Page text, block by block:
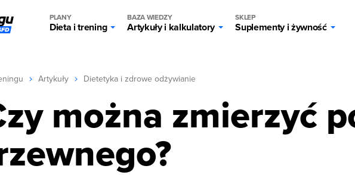
PLANY
Dieta i trening
BAZA WIEDZY
Artykuły i kalkulatory
SKLEP
Suplementy i żywność
Artykuły Dietetyka i zdrowe odżywianie
można zmierzyć